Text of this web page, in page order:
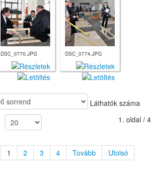
DSC_0770.JPG DSC_0774.JPG
Láthatók száma
1. oldal / 4
1 2 3 4 Tovább Utolsó